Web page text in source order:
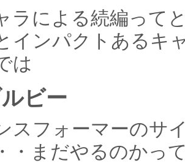
ラによる続編って
インパクトあるキ
は
ビー
スフォーマーのサ
・まだやるのかっ